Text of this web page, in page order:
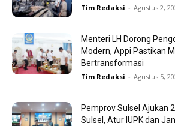
Tim Redaksi - Agustus 2,
Menteri LH Dorong
Modern, Appi Pastikan
Bertransformasi
Tim Redaksi - Agustus 5,
Pemprov Sulsel Ajukan
Sulsel, Atur IUPK dan